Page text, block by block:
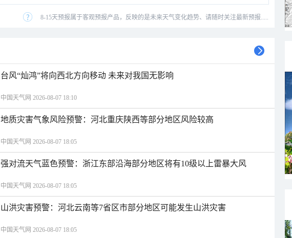
8-15天预报属于客观预报产品，反映的是未来天气变化趋势、请随时关注最新预报.....
台风“灿鸿”将向西北方向移动 未来对我国无影响
中国天气网 2026-08-07 18:10
地质灾害气象风险预警：河北重庆陕西等部分地区风险较高
中国天气网 2026-08-07 18:05
强对流天气蓝色预警：浙江东部沿海部分地区将有10级以上雷暴大风
中国天气网 2026-08-07 18:05
山洪灾害预警：河北云南等7省区市部分地区可能发生山洪灾害
中国天气网 2026-08-07 18:05